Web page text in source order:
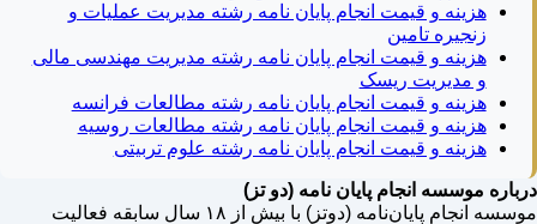
هزینه و قیمت انجام پایان نامه رشته مدیریت عملیات و
زنجیره تامین
هزینه و قیمت انجام پایان نامه رشته مدیریت مهندسی مالی
و مدیریت ریسک
هزینه و قیمت انجام پایان نامه رشته مطالعات فرانسه
هزینه و قیمت انجام پایان نامه رشته مطالعات روسیه
هزینه و قیمت انجام پایان نامه رشته علوم تربیتی
درباره موسسه انجام پایان نامه (دو تز)
موسسه انجام پایان‌نامه (دوتز) با بیش از ۱۸ سال سابقه فعالیت